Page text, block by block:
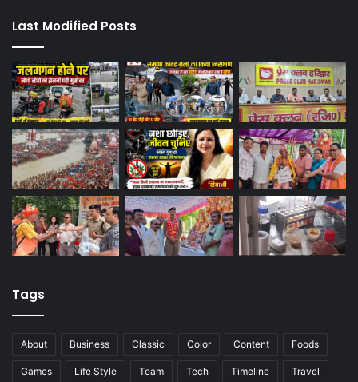
Last Modified Posts
Tags
About Business Classic Color Content Foods
Games Life Style Team Tech Timeline Travel